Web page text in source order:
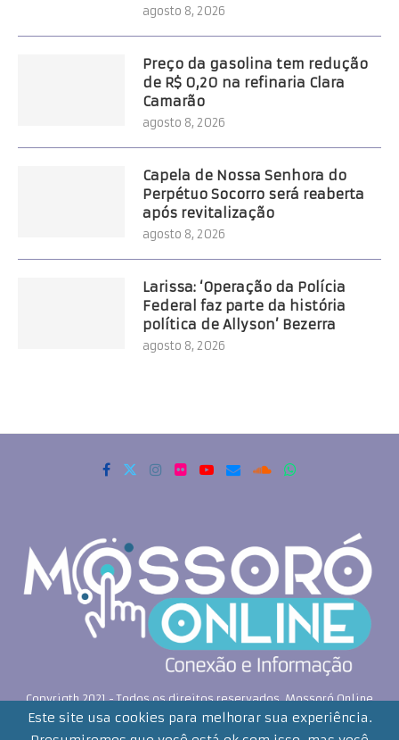
agosto 8, 2026
Preço da gasolina tem redução
de R$ 0,20 na refinaria Clara
Camarão
agosto 8, 2026
Capela de Nossa Senhora do
Perpétuo Socorro será reaberta
após revitalização
agosto 8, 2026
Larissa: ‘Operação da Polícia
Federal faz parte da história
política de Allyson’ Bezerra
agosto 8, 2026
Copyrigth 2021 - Todos os direitos reservados. Mossoró Online
Desenvolvido por:
Este site usa cookies para melhorar sua experiência.